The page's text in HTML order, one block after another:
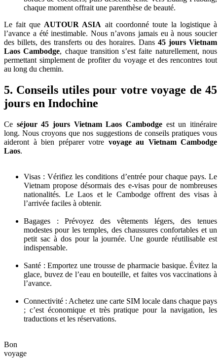
chaque moment offrait une parenthèse de beauté.
Le fait que AUTOUR ASIA ait coordonné toute la logistique à
l’avance a été inestimable. Nous n’avons jamais eu à nous soucier
des billets, des transferts ou des horaires. Dans 45 jours Vietnam
Laos Cambodge, chaque transition s’est faite naturellement, nous
permettant simplement de profiter du voyage et des rencontres tout
au long du chemin.
5. Conseils utiles pour votre voyage de 45
jours en Indochine
Ce séjour 45 jours Vietnam Laos Cambodge est un itinéraire
long. Nous croyons que nos suggestions de conseils pratiques vous
aideront à bien préparer votre voyage au Vietnam Cambodge
Laos.
Visas : Vérifiez les conditions d’entrée pour chaque pays. Le
Vietnam propose désormais des e-visas pour de nombreuses
nationalités. Le Laos et le Cambodge offrent des visas à
l’arrivée faciles à obtenir.
Bagages : Prévoyez des vêtements légers, des tenues
modestes pour les temples, des chaussures confortables et un
petit sac à dos pour la journée. Une gourde réutilisable est
indispensable.
Santé : Emportez une trousse de pharmacie basique. Évitez la
glace, buvez de l’eau en bouteille, et faites vos vaccinations à
l’avance.
Connectivité : Achetez une carte SIM locale dans chaque pays
; c’est économique et très pratique pour la navigation, les
traductions et les réservations.
Bon
voyage